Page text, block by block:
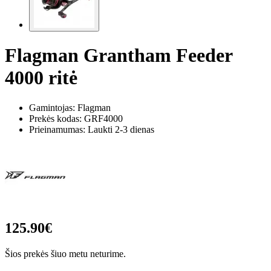
Flagman Grantham Feeder
4000 ritė
Gamintojas: Flagman
Prekės kodas: GRF4000
Prieinamumas: Laukti 2-3 dienas
125.90€
Šios prekės šiuo metu neturime.